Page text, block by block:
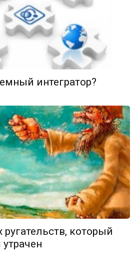
интегратор?
который